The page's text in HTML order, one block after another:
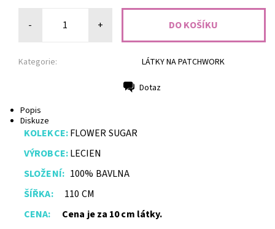
- +
Kategorie: LÁTKY NA PATCHWORK
Dotaz
Popis
Diskuze
KOLEKCE:FLOWER SUGAR
VÝROBCE:LECIEN
SLOŽENÍ:100% BAVLNA
ŠÍŘKA:110 CM
CENA: Cena je za 10 cm látky.